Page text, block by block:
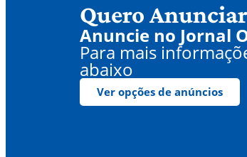
Quero Anunciar
Anuncie no Jornal
Para mais
abaixo
Ver opções de anúncios